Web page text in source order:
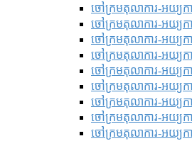
ចៅក្រមតុលាការ-អយ្យក
ចៅក្រមតុលាការ-អយ្យការ
ចៅក្រមតុលាការ-អយ្យកា
ចៅក្រមតុលាការ-អយ្យកា
ចៅក្រមតុលាការ-អយ្យកា
ចៅក្រមតុលាការ-អយ្យកា
ចៅក្រមតុលាការ-អយ្យកា
ចៅក្រមតុលាការ-អយ្យក
ចៅក្រមតុលាការ-អយ្យកា